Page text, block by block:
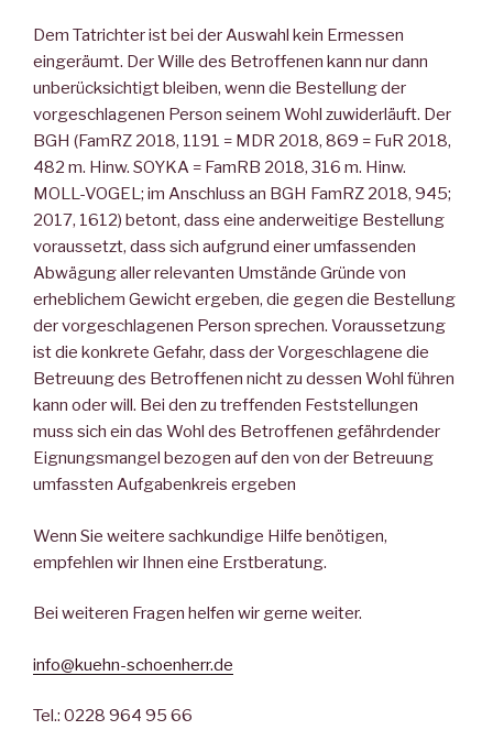
Dem Tatrichter ist bei der Auswahl kein Ermessen
eingeräumt. Der Wille des Betroffenen kann nur dann
unberücksichtigt bleiben, wenn die Bestellung der
vorgeschlagenen Person seinem Wohl zuwiderläuft. Der
BGH (FamRZ 2018, 1191 = MDR 2018, 869 = FuR 2018,
482 m. Hinw. SOYKA = FamRB 2018, 316 m. Hinw.
MOLL-VOGEL; im Anschluss an BGH FamRZ 2018, 945;
2017, 1612) betont, dass eine anderweitige Bestellung
voraussetzt, dass sich aufgrund einer umfassenden
Abwägung aller relevanten Umstände Gründe von
erheblichem Gewicht ergeben, die gegen die Bestellung
der vorgeschlagenen Person sprechen. Voraussetzung
ist die konkrete Gefahr, dass der Vorgeschlagene die
Betreuung des Betroffenen nicht zu dessen Wohl führen
kann oder will. Bei den zu treffenden Feststellungen
muss sich ein das Wohl des Betroffenen gefährdender
Eignungsmangel bezogen auf den von der Betreuung
umfassten Aufgabenkreis ergeben
Wenn Sie weitere sachkundige Hilfe benötigen,
empfehlen wir Ihnen eine Erstberatung.
Bei weiteren Fragen helfen wir gerne weiter.
info@kuehn-schoenherr.de
Tel.: 0228 964 95 66